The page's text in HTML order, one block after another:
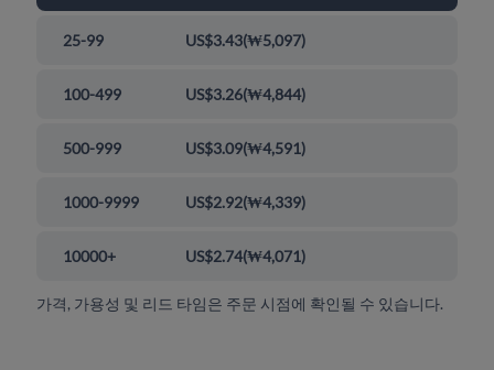
25-99 US$3.43(₩5,097)
100-499 US$3.26(₩4,844)
500-999 US$3.09(₩4,591)
1000-9999 US$2.92(₩4,339)
10000+ US$2.74(₩4,071)
가격, 가용성 및 리드 타임은 주문 시점에 확인될 수 있습니다.